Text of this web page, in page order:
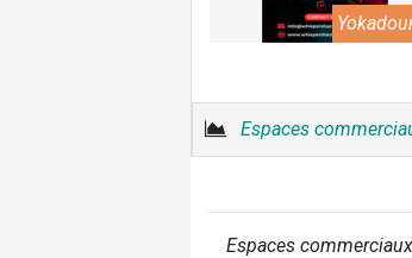
Espaces
Espaces